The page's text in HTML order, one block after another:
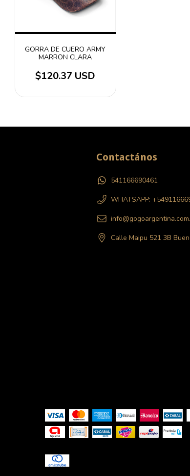
GORRA DE CUERO ARMY
MARRON CLARA
$120.37 USD
Contactános
541166690461
WHATSAPP:
Calle Maipu 521 3B